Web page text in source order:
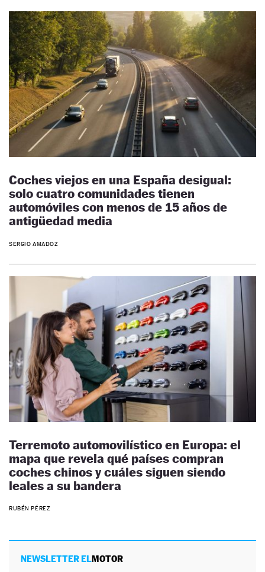
Coches viejos en una España desigual:
solo cuatro comunidades tienen
automóviles con menos de 15 años de
antigüedad media
SERGIO AMADOZ
Terremoto automovilístico en Europa: el
mapa que revela qué países compran
coches chinos y cuáles siguen siendo
leales a su bandera
RUBÉN PÉREZ
NEWSLETTER ELMOTOR